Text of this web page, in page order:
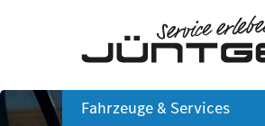
Fahrzeuge & Services